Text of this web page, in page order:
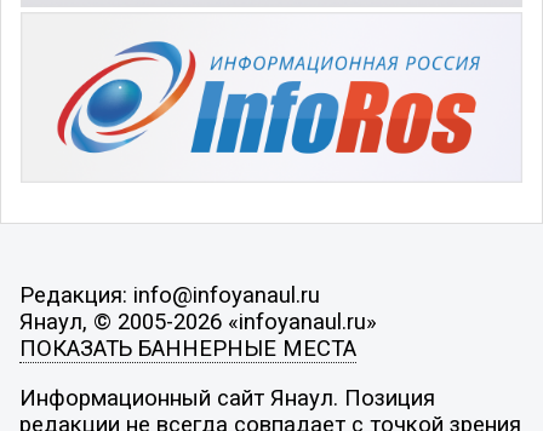
Редакция: info@infoyanaul.ru
Янаул, © 2005-2026 «infoyanaul.ru»
ПОКАЗАТЬ БАННЕРНЫЕ МЕСТА
Информационный сайт Янаул. Позиция
редакции не всегда совпадает с точкой зрения